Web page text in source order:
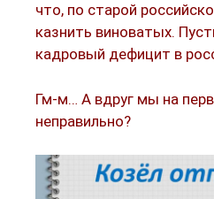
что, по старой
казнить виноватых.
кадровый дефицит в
Гм-м… А вдруг мы на
неправильно?